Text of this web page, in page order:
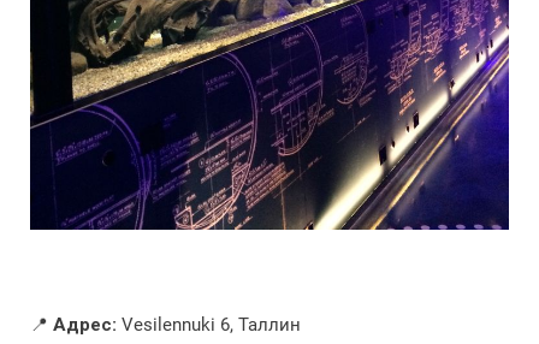
📍 Адрес: Vesilennuki 6, Таллин